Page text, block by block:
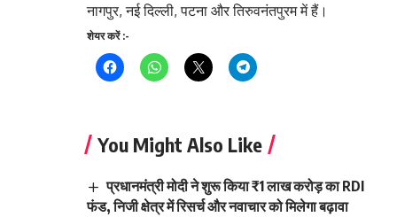
नागपुर, नई दिल्ली, पटना और तिरुवनंतपुरम में हैं।
शेयर करें :-
You Might Also Like
प्रधानमंत्री मोदी ने शुरू किया ₹1 लाख करोड़ का RDI
फंड, निजी क्षेत्र में रिसर्च और नवाचार को मिलेगा बढ़ावा